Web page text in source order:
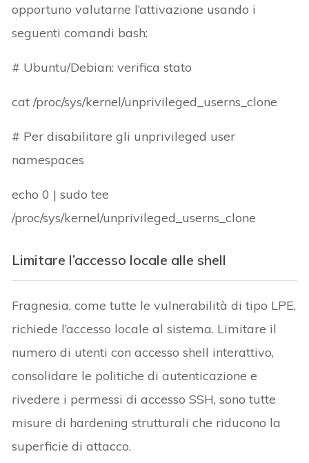
opportuno valutarne l’attivazione usando i
seguenti comandi bash:
# Ubuntu/Debian: verifica stato
cat /proc/sys/kernel/unprivileged_userns_clone
# Per disabilitare gli unprivileged user
namespaces
echo 0 | sudo tee
/proc/sys/kernel/unprivileged_userns_clone
Limitare l’accesso locale alle shell
Fragnesia, come tutte le vulnerabilità di tipo LPE,
richiede l’accesso locale al sistema. Limitare il
numero di utenti con accesso shell interattivo,
consolidare le politiche di autenticazione e
rivedere i permessi di accesso SSH, sono tutte
misure di hardening strutturali che riducono la
superficie di attacco.